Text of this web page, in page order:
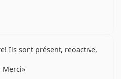
Ils sont présent, reoactive,
Merci